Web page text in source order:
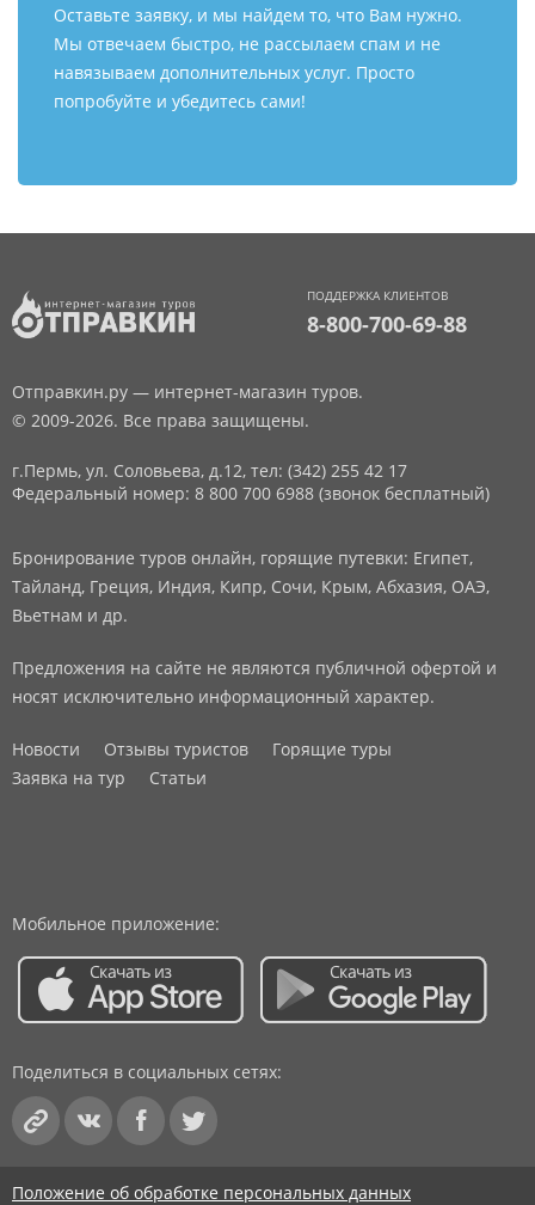
Оставьте заявку, и мы найдем то, что Вам нужно.
Мы отвечаем быстро, не рассылаем спам и не
навязываем дополнительных услуг. Просто
попробуйте и убедитесь сами!
ПОДДЕРЖКА КЛИЕНТОВ
8-800-700-69-88
Отправкин.ру — интернет-магазин туров.
© 2009-2026. Все права защищены.
г.Пермь, ул. Соловьева, д.12, тел: (342) 255 42 17
Федеральный номер: 8 800 700 6988 (звонок бесплатный)
Бронирование туров онлайн, горящие путевки: Египет,
Тайланд, Греция, Индия, Кипр, Сочи, Крым, Абхазия, ОАЭ,
Вьетнам и др.
Предложения на сайте не являются публичной офертой и
носят исключительно информационный характер.
Новости Отзывы туристов
Горящие туры
Заявка на тур
Статьи
Мобильное приложение:
Поделиться в социальных сетях:
Положение об обработке персональных данных